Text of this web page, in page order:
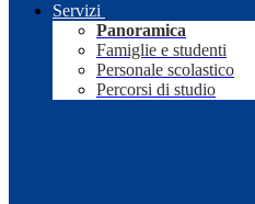
Servizi
Panoramica
Famiglie e studenti
Personale scolastico
Percorsi di studio